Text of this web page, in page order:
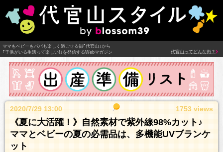
ママもベビーもパパも楽しく過ごせる街｢代官山｣から
｢子供がいる生活って楽しい!｣を発信するWebマガジン
代官山ってどんな街？
2020/7/29 13:00 1753 views
《夏に大活躍！》自然素材で紫外線98%カット♪
ママとベビーの夏の必需品は、多機能UVブランケ
ット